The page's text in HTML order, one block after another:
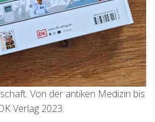
Von der antiken Medizin bis
Verlag 2023.